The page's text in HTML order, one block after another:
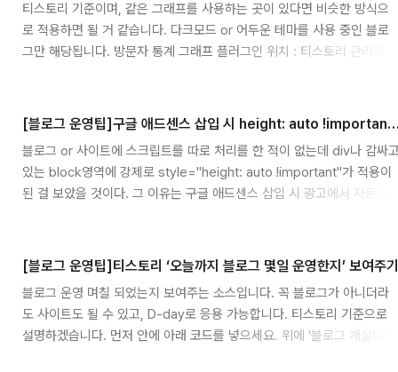
며 되도록이면 제목 수정은 하지 않는 것을 추천해 드립니다. 블로그의 나
쁜 문서가 되지 않기 위해 몇 가지 피해야 할 링크들 - 대량의 링크는 삼가
자 (몇십 개의 링크를 페이지 내에 삽입하는 경우) - 일반..
티스토리 기준이며, 같은 그래프를 사용하는 곳이 있다면 비슷한 방식으
로 적용하면 될 거 같습니다. 다크모드 or 어두운 테마를 사용 중인 블로
그만 해당됩니다. 방문자 통계 그래프 플러그인 위치 : 티스토리 관리자 >
해당 부분은 CSS로 수정이 가능합니다. 해결방법 저같은 경우는 다크모
드 적용 시 html에 color-thema="dark"가 삽입되도록 했기 때문에 다
크모드일 때 CSS에 상속을 시켜서 다크모드일 때만 적용되도록 했습니
다. 다크모드 버튼 클릭 or 디바이스 시스템 다크모드 (prefers-color-
scheme: dark) 선택시 color-the..
[블로그 운영팁]구글 애드센스 삽입 시 height: auto
블로그 or 사이트에 스크립트를 따로 처리를 한 적이 없는데 div나 감싸
있는 block영역에 강제로 style="height: auto !important"가 적용이
된 걸 보았을 것이다. 그 이유는 구글 애드센스 삽입 시 광고에서 자동으
는 일반적으로 광고 크기 최적화 설정으로 인해 발생합니다. 이 설정은 광
고가 항상 웹 페이지의 내용에 맞게 크기를 조정되도록 하며, 이는 광고
div의 높이를 자동으로 조정할 수 있습니다. 이 문제를 해결하려면 광고
크기 최적화 설정을 끄십시오. 이렇게 하려면 AdSense 관리자 계정으로
이동하여 ..
[블로그 운영팁]티스토리 ‘오늘까지 블로그 몇일 운영한지’ 보여주기
블로그 운영 며칠 되었는지 보여주는 소스입니다. 꼭 블로그가 아니더라
도 사이트도 될 수 있고, D-day로 응용 가능합니다. 티스토리 기준으로
설명하겠습니다. 먼저 안에 아래 코드를 넣으세요. 위에 '블로그 개설일'은